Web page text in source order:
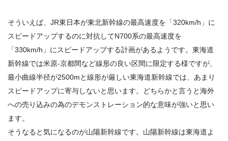
そういえば、JR東日本が東北新幹線の最高速度を「320km/h」に
スピードアップするのに対抗してN700系の最高速度を
「330km/h」にスピードアップする計画があるようです。東海道
新幹線では米原-京都間など線形の良い区間に限定する様ですが、
最小曲線半径が2500mと線形が厳しい東海道新幹線では、あまり
スピードアップに寄与しないと思います。どちらかと言うと海外
への売り込みの為のデモンストレーション的な意味が強いと思い
ます。
そうなると気になるのが山陽新幹線です。山陽新幹線は東海道よ